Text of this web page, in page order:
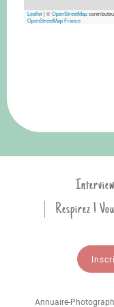
Leaflet|©OpenStreetMap
OpenStreetMap France
Respirez !
Annuaire-